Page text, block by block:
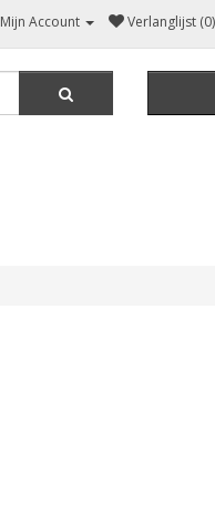
Mijn Account Verlanglijst (0)